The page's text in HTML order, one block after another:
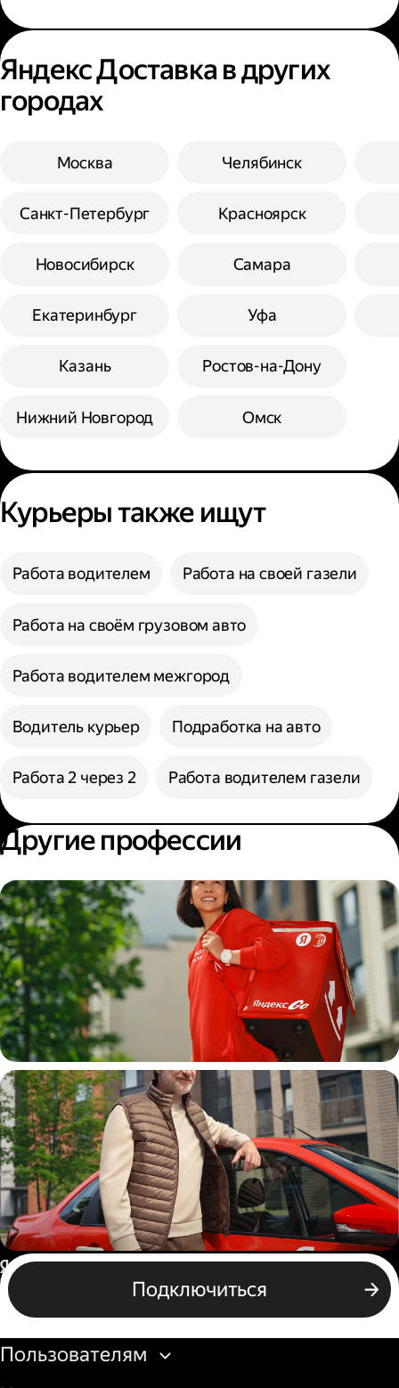
Яндекс Доставка в других
городах
Москва
Санкт-Петербург
Новосибирск
Екатеринбург
Казань
Нижний Новгород
Челябинск
Красноярск
Самара
Уфа
Ростов-на-Дону
Омск
Курьеры также ищут
Работа водителем Работа на своей газели
Работа на своём грузовом авто
Работа водителем межгород
Водитель курьер Подработка на авто
Работа 2 через 2 Работа водителем газели
Другие профессии
Пеший курьер
Автокурьер
Подключиться
Россия
Бизнесу
Пользователям